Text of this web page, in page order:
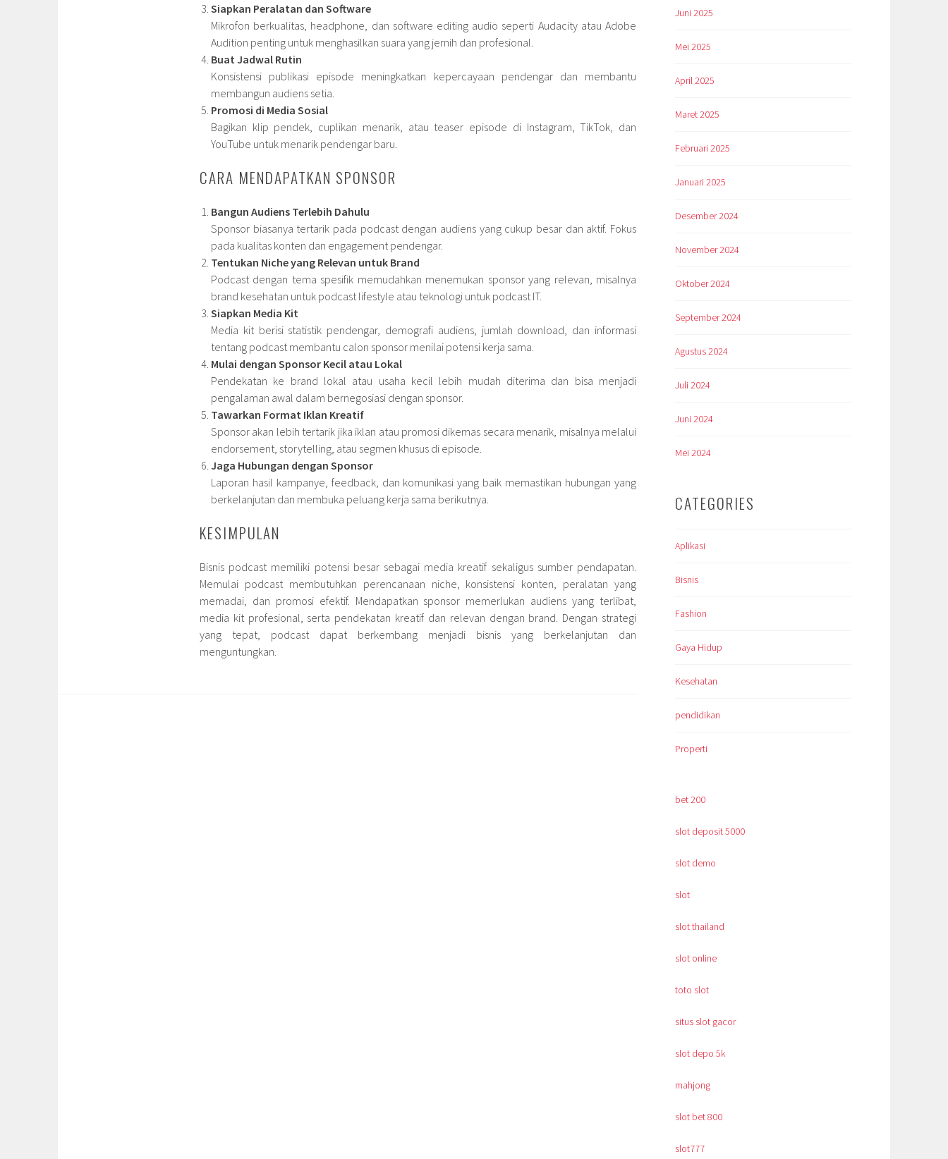
Siapkan Peralatan dan Software
Mikrofon berkualitas, headphone, dan software editing audio seperti Audacity atau Adobe
Audition penting untuk menghasilkan suara yang jernih dan profesional.
Buat Jadwal Rutin
Konsistensi publikasi episode meningkatkan kepercayaan pendengar dan membantu
membangun audiens setia.
Promosi di Media Sosial
Bagikan klip pendek, cuplikan menarik, atau teaser episode di Instagram, TikTok, dan
YouTube untuk menarik pendengar baru.
CARA MENDAPATKAN SPONSOR
Bangun Audiens Terlebih Dahulu
Sponsor biasanya tertarik pada podcast dengan audiens yang cukup besar dan aktif. Fokus
pada kualitas konten dan engagement pendengar.
Tentukan Niche yang Relevan untuk Brand
Podcast dengan tema spesifik memudahkan menemukan sponsor yang relevan, misalnya
brand kesehatan untuk podcast lifestyle atau teknologi untuk podcast IT.
Siapkan Media Kit
Media kit berisi statistik pendengar, demografi audiens, jumlah download, dan informasi
tentang podcast membantu calon sponsor menilai potensi kerja sama.
Mulai dengan Sponsor Kecil atau Lokal
Pendekatan ke brand lokal atau usaha kecil lebih mudah diterima dan bisa menjadi
pengalaman awal dalam bernegosiasi dengan sponsor.
Tawarkan Format Iklan Kreatif
Sponsor akan lebih tertarik jika iklan atau promosi dikemas secara menarik, misalnya melalui
endorsement, storytelling, atau segmen khusus di episode.
Jaga Hubungan dengan Sponsor
Laporan hasil kampanye, feedback, dan komunikasi yang baik memastikan hubungan yang
berkelanjutan dan membuka peluang kerja sama berikutnya.
KESIMPULAN
Bisnis podcast memiliki potensi besar sebagai media kreatif sekaligus sumber pendapatan.
Memulai podcast membutuhkan perencanaan niche, konsistensi konten, peralatan yang
memadai, dan promosi efektif. Mendapatkan sponsor memerlukan audiens yang terlibat,
media kit profesional, serta pendekatan kreatif dan relevan dengan brand. Dengan strategi
yang tepat, podcast dapat berkembang menjadi bisnis yang berkelanjutan dan
menguntungkan.
Juni 2025
Mei 2025
April 2025
Maret 2025
Februari 2025
Januari 2025
Desember 2024
November 2024
Oktober 2024
September 2024
Agustus 2024
Juli 2024
Juni 2024
Mei 2024
CATEGORIES
Aplikasi
Bisnis
Fashion
Gaya Hidup
Kesehatan
pendidikan
Properti
bet 200
slot deposit 5000
slot demo
slot
slot thailand
slot online
toto slot
situs slot gacor
slot depo 5k
mahjong
slot bet 800
slot777